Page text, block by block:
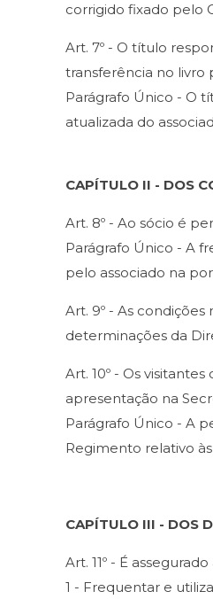
corrigido fixado pelo
Art. 7º - O título
transferência no livro
Parágrafo Único - O
atualizada do
CAPÍTULO II - DOS
Art. 8º - Ao sócio é
Parágrafo Único - A
pelo associado na
Art. 9º - As
determinações da
Art. 10º - Os
apresentação na
Parágrafo Único - A
Regimento relativo
CAPÍTULO III - DOS
Art. 11º - É
1 - Frequentar e